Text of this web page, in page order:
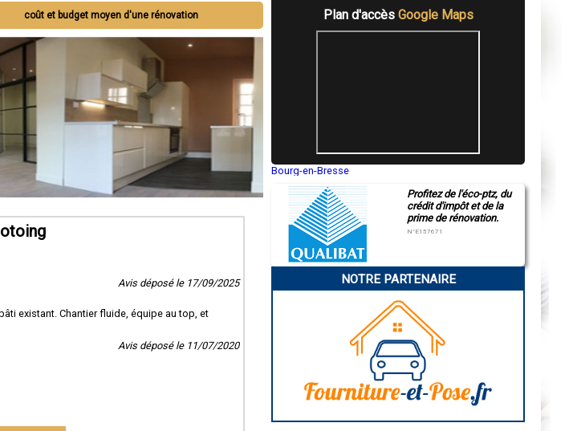
coût et budget moyen d'une rénovation
Avis déposé le 17/09/2025
existant. Chantier fluide, équipe au top, et
Avis déposé le 11/07/2020
Plan d'accès Google Maps
Bourg-en-Bresse
Montluçon
Manosque
Gap
Charleville-Mézières
Pamiers
Narbonne
Brive-la-Gaillarde
Guéret
Profitez de l'éco-ptz, du
crédit d'impôt et de la
prime de rénovation.
N°E157671
NOTRE PARTENAIRE